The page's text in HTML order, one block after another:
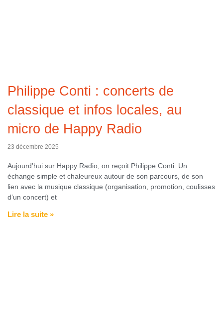
Philippe Conti : concerts de
classique et infos locales, au
micro de Happy Radio
23 décembre 2025
Aujourd’hui sur Happy Radio, on reçoit Philippe Conti. Un
échange simple et chaleureux autour de son parcours, de son
lien avec la musique classique (organisation, promotion, coulisses
d’un concert) et
Lire la suite »